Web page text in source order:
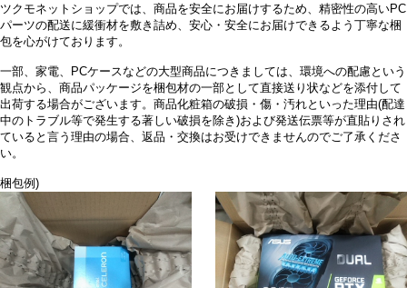
ツクモネットショップでは、商品を安全にお届けするため、精密性の高いPC
パーツの配送に緩衝材を敷き詰め、安心・安全にお届けできるよう丁寧な梱
包を心がけております。
一部、家電、PCケースなどの大型商品につきましては、環境への配慮という
観点から、商品パッケージを梱包材の一部として直接送り状などを添付して
出荷する場合がございます。商品化粧箱の破損・傷・汚れといった理由(配達
中のトラブル等で発生する著しい破損を除き)および発送伝票等が直貼りされ
ていると言う理由の場合、返品・交換はお受けできませんのでご了承くださ
い。
梱包例)